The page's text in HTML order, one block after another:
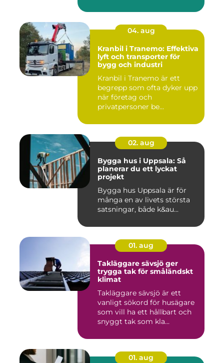
04. aug
Kranbil i Tranemo: Effektiva
lyft och transporter för
bygg och industri
Kranbil i Tranemo är ett
begrepp som ofta dyker upp
när företag och
privatpersoner be...
02. aug
Bygga hus i Uppsala: Så
planerar du ett lyckat
projekt
Bygga hus Uppsala är för
många en av livets största
satsningar, både k&au...
01. aug
Takläggare sävsjö ger
trygga tak för småländskt
klimat
Takläggare sävsjö är ett
vanligt sökord för husägare
som vill ha ett hållbart och
snyggt tak som kla...
01. aug